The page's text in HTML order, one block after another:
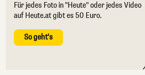
Für jedes Foto in "Heute" oder jedes Video
auf Heute.at gibt es 50 Euro.
So geht's